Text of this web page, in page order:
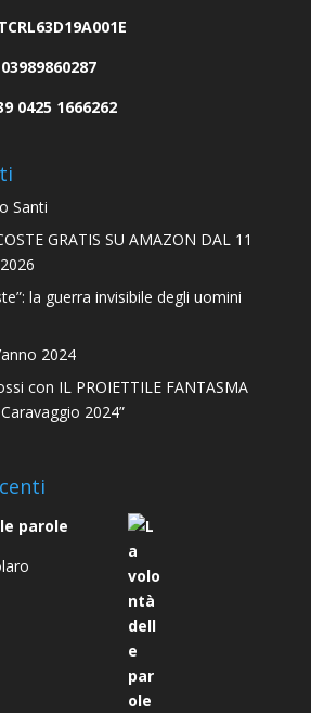
03989860287
0425 1666262
Santi
GRATIS SU AMAZON DAL 11
la guerra invisibile degli uomini
2024
con IL PROIETTILE FANTASMA
2024”
parole